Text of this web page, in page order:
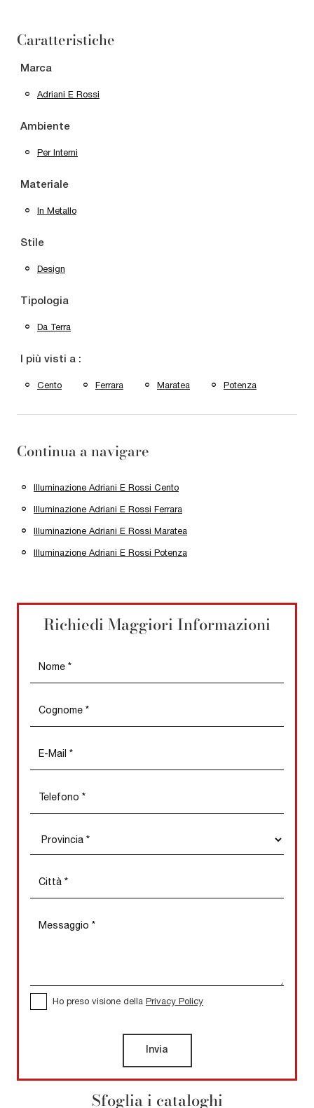
Caratteristiche
Marca
Adriani E Rossi
Ambiente
Per Interni
Materiale
In Metallo
Stile
Design
Tipologia
Da Terra
I più visti a :
Cento Ferrara Maratea Potenza
Continua a navigare
Illuminazione Adriani E Rossi Cento
Illuminazione Adriani E Rossi Ferrara
Illuminazione Adriani E Rossi Maratea
Illuminazione Adriani E Rossi Potenza
Sfoglia i cataloghi
Richiedi Maggiori Informazioni
Ho preso visione della Privacy Policy
Invia